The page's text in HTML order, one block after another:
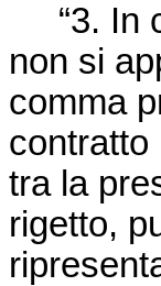
“3. In
non si
comma
contratto
tra la
rigetto,